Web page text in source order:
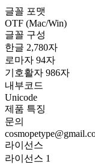
글꼴 포맷
OTF (Mac/Win)
글꼴 구성
한글 2,780자
로마자 94자
기호활자 986자
내부코드
Unicode
제품 특징
문의
라이선스
라이선스 1